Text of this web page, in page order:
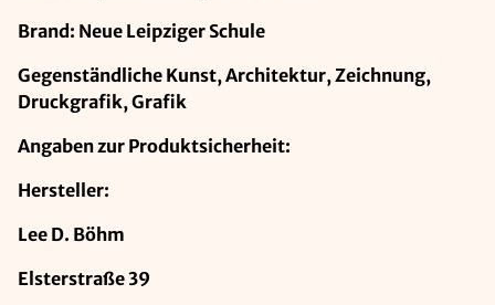
Brand: Neue Leipziger Schule
Gegenständliche Kunst, Architektur, Zeichnung,
Druckgrafik, Grafik
Angaben zur Produktsicherheit:
Hersteller:
Lee D. Böhm
Elsterstraße 39